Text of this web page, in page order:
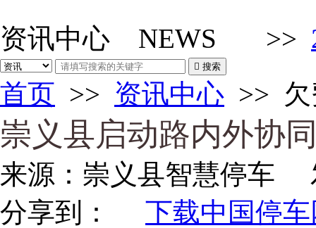
资讯中心 NEWS >>
 搜索
首页 >> 资讯中心 >>
崇义县启动路内外协
来源： 崇义县智慧停车
分享到：
下载中国停车